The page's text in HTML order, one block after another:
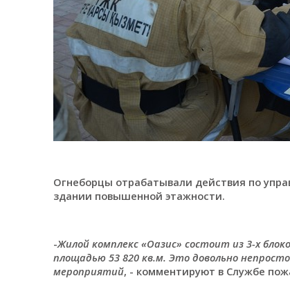
Огнеборцы отрабатывали действия по
здании повышенной этажности.
-Жилой комплекс «Оазис» состоит из 3-х
площадью 53 820 кв.м. Это довольно
мероприятий, - комментируют в Службе